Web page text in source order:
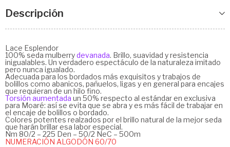
Descripción
Lace Esplendor
100% seda mulberrydevanada. Brillo, suavidad y resistencia
inigualables. Un verdadero espectáculo de la naturaleza imitado
pero nunca igualado.
Adecuada para los bordados más exquisitos y trabajos de
bolillos como abanicos, pañuelos, ligas y en general para encajes
que requieran de un hilo fino.
Torsión aumentada un 50% respecto al estándar en exclusiva
para Moaré: así se evita que se abra y es más fácil de trabajar en
el encaje de bolillos o bordado.
Colores potentes realzados por el brillo natural de la mejor seda
que harán brillar esa labor especial.
Nm 80/2 – 225 Den – 50/2 NeC – 500m
NUMERACIÓN ALGODÓN 60/70